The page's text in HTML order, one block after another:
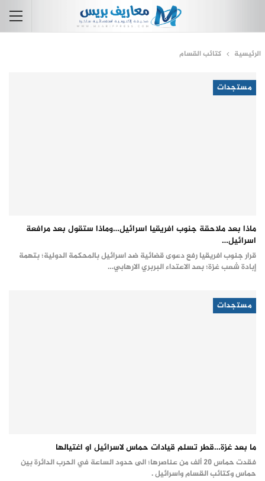
الرئيسية كتائب القسام
مستجدات
ماذا بعد ملاحقة جنوب افريقيا اسرائيل…وماذا ستقول بعد مرافعة
اسرائيل…
قرار جنوب افريقيا رفع دعوى قضائية ضد اسرائيل بالمحكمة الدولية؛ بتهمة
إبادة شعب غزة؛ بعد الاعتداء البربري الارهابي…
مستجدات
ما بعد غزة…قطر تسلم قيادات حماس لاسرائيل او اغتيالها
فقدت حماس 20 ألف من عناصرها؛ الى حدود الساعة في الحرب الدائرة بين
حماس وكتائب القسام واسرائيل .